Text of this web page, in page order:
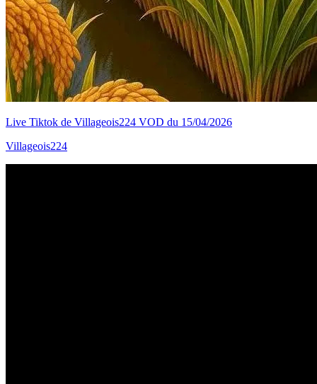
Live Tiktok de Villageois224 VOD du 15/04/2026
Villageois224